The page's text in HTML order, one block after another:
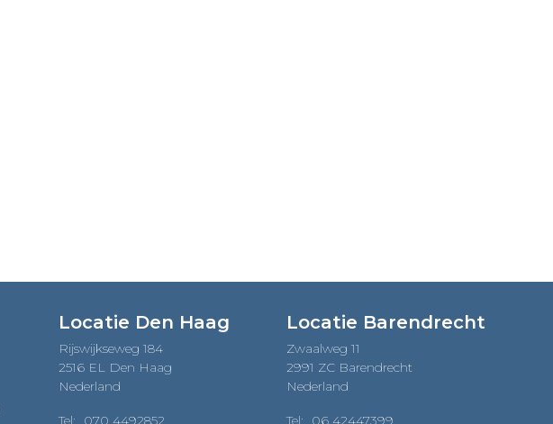
Locatie Den Haag
Rijswijkseweg 184
2516 EL Den Haag
Nederland
Tel: 070 4492852
Locatie Barendrecht
Zwaalweg 11
2991 ZC Barendrecht
Nederland
Tel: 06 42447399